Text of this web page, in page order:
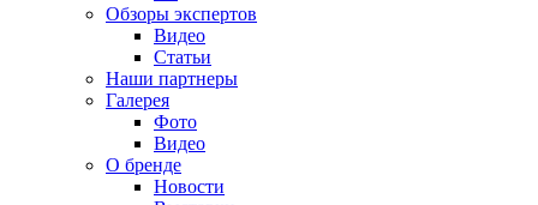
Обзоры экспертов
Видео
Статьи
Наши партнеры
Галерея
Фото
Видео
О бренде
Новости